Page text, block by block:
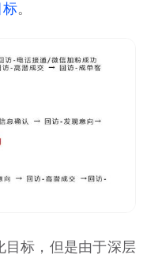
标。
目标，但是由于深层